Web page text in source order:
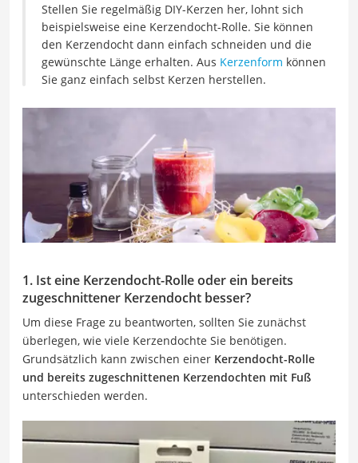
Stellen Sie regelmäßig DIY-Kerzen her, lohnt sich
beispielsweise eine Kerzendocht-Rolle. Sie können
den Kerzendocht dann einfach schneiden und die
gewünschte Länge erhalten. Aus Kerzenform können
Sie ganz einfach selbst Kerzen herstellen.
1. Ist eine Kerzendocht-Rolle oder ein bereits
zugeschnittener Kerzendocht besser?
Um diese Frage zu beantworten, sollten Sie zunächst
überlegen, wie viele Kerzendochte Sie benötigen.
Grundsätzlich kann zwischen einer Kerzendocht-Rolle
und bereits zugeschnittenen Kerzendochten mit Fuß
unterschieden werden.